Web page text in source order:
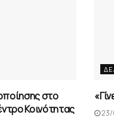
στο
Κοινότητας
23/